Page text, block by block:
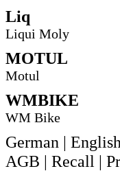
Liq
Liqui Moly
MOTUL
Motul
WMBIKE
WM Bike
German | English
AGB | Recall |